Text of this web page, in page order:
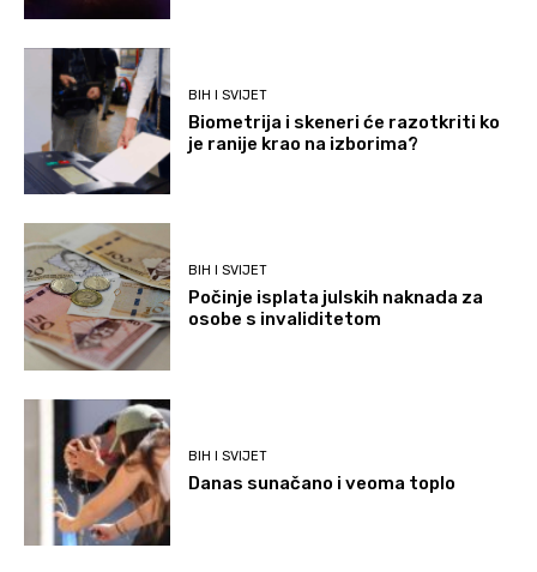
BIH I SVIJET
Biometrija i skeneri će razotkriti ko
je ranije krao na izborima?
BIH I SVIJET
Počinje isplata julskih naknada za
osobe s invaliditetom
BIH I SVIJET
Danas sunačano i veoma toplo